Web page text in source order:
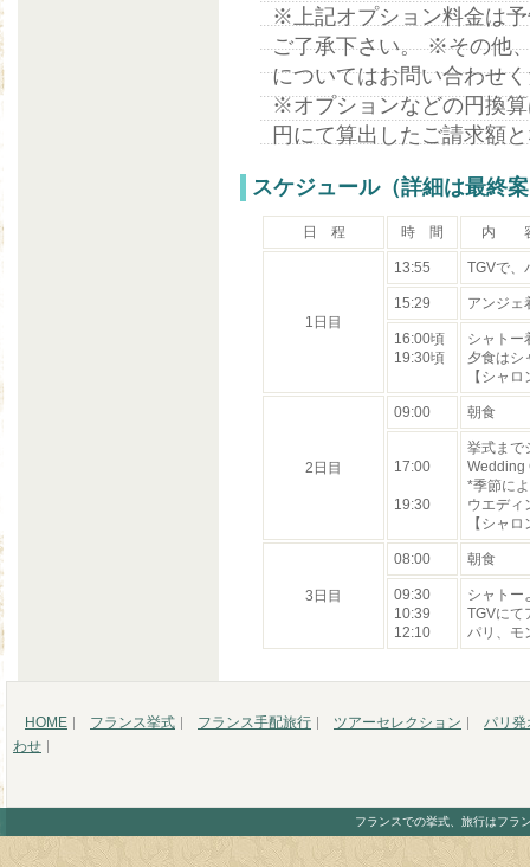
※上記オプション料金は
ご了承下さい。 ※その他
についてはお問い合わせ
※オプションなどの円換
円にて算出したご請求額
スケジュール（詳細は最終
日 程 時 間 内 容
1日目
13:55 TGVで、
15:29 アンジェ
16:00頃
19:30頃
シャトー
夕食はシ
【シャ
2日目
09:00 朝食
17:00
19:30
挙式まで
Wedding
*季節に
ウエディ
【シャ
3日目
08:00 朝食
09:30
10:39
12:10
シャトー
TGVにて
パリ、モ
HOME フランス挙式 フランス手配旅行 ツアーセレクション
パリ発
わせ
フランスでの挙式、旅行はフ